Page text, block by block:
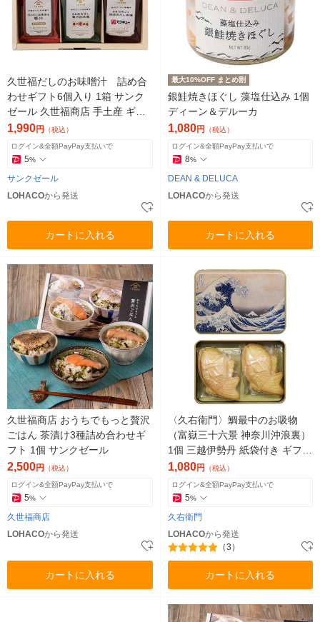
久世福だしのお味噌汁 詰め合
わせギフト6個入り 1箱 サンク
ゼール 久世福商店 手土産 ギフ
ト 母の日 父の日 敬老の日 調味
料
1,990円 （税込）
ログイン&全額PayPay支払いで
5%
サンクゼール
LOHACOから発送
カートに入れる
最大10%OFF まとめ割
銀鮭焼きほぐし 藻塩仕込み 1個
ディーン＆デルーカ
1,080円 （税込）
ログイン&全額PayPay支払いで
8%
DEAN & DELUCA
LOHACOから発送
カートに入れる
久世福商店 おうちでもっと贅沢
ごはん 茶漬け3種詰め合わせギ
フト 1個 サンクゼール
2,500円 （税込）
ログイン&全額PayPay支払いで
5%
久世福商店
LOHACOから発送
カートに入れる
〈久右衛門〉鯛最中のお吸物
（富嶽三十六景 神奈川沖浪裏）
1個 三越伊勢丹 紙袋付き ギフト
手土産
1,080円 （税込）
ログイン&全額PayPay支払いで
5%
久右衛門
LOHACOから発送
（3）
カートに入れる